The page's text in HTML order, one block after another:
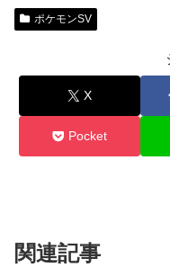
ポケモンSV
X
Pocket
関連記事